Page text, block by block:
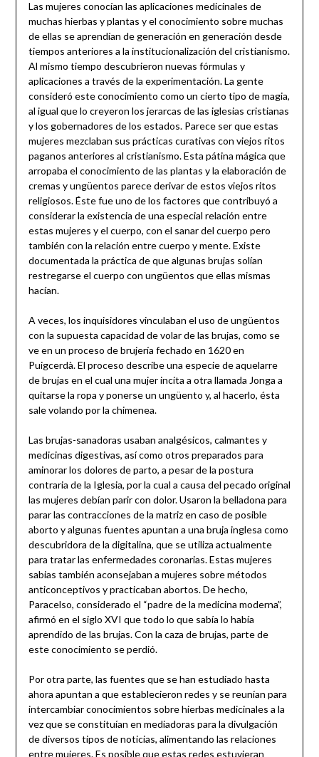
Las mujeres conocían las aplicaciones medicinales de
muchas hierbas y plantas y el conocimiento sobre muchas
de ellas se aprendían de generación en generación desde
tiempos anteriores a la institucionalización del cristianismo.
Al mismo tiempo descubrieron nuevas fórmulas y
aplicaciones a través de la experimentación. La gente
consideró este conocimiento como un cierto tipo de magia,
al igual que lo creyeron los jerarcas de las iglesias cristianas
y los gobernadores de los estados. Parece ser que estas
mujeres mezclaban sus prácticas curativas con viejos ritos
paganos anteriores al cristianismo. Esta pátina mágica que
arropaba el conocimiento de las plantas y la elaboración de
cremas y ungüentos parece derivar de estos viejos ritos
religiosos. Éste fue uno de los factores que contribuyó a
considerar la existencia de una especial relación entre
estas mujeres y el cuerpo, con el sanar del cuerpo pero
también con la relación entre cuerpo y mente. Existe
documentada la práctica de que algunas brujas solían
restregarse el cuerpo con ungüentos que ellas mismas
hacían.
A veces, los inquisidores vinculaban el uso de ungüentos
con la supuesta capacidad de volar de las brujas, como se
ve en un proceso de brujería fechado en 1620 en
Puigcerdà. El proceso describe una especie de aquelarre
de brujas en el cual una mujer incita a otra llamada Jonga a
quitarse la ropa y ponerse un ungüento y, al hacerlo, ésta
sale volando por la chimenea.
Las brujas-sanadoras usaban analgésicos, calmantes y
medicinas digestivas, así como otros preparados para
aminorar los dolores de parto, a pesar de la postura
contraria de la Iglesia, por la cual a causa del pecado original
las mujeres debían parir con dolor. Usaron la belladona para
parar las contracciones de la matriz en caso de posible
aborto y algunas fuentes apuntan a una bruja inglesa como
descubridora de la digitalina, que se utiliza actualmente
para tratar las enfermedades coronarias. Estas mujeres
sabias también aconsejaban a mujeres sobre métodos
anticonceptivos y practicaban abortos. De hecho,
Paracelso, considerado el “padre de la medicina moderna”,
afirmó en el siglo XVI que todo lo que sabía lo había
aprendido de las brujas. Con la caza de brujas, parte de
este conocimiento se perdió.
Por otra parte, las fuentes que se han estudiado hasta
ahora apuntan a que establecieron redes y se reunían para
intercambiar conocimientos sobre hierbas medicinales a la
vez que se constituían en mediadoras para la divulgación
de diversos tipos de noticias, alimentando las relaciones
entre mujeres. Es posible que estas redes estuvieran